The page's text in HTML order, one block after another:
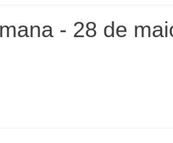
- 28 de